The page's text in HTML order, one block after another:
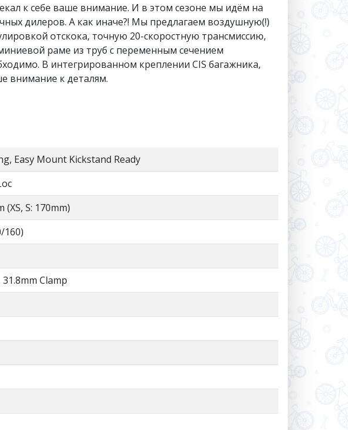
к себе ваше внимание. И в этом сезоне мы идём на
дилеров. А как иначе?! Мы предлагаем воздушную(!)
отскока, точную 20-скоростную трансмиссию,
раме из труб с переменным сечением
В интегрированном креплении CIS багажника,
внимание к деталям.
Easy Mount Kickstand Ready
S: 170mm)
160)
Clamp